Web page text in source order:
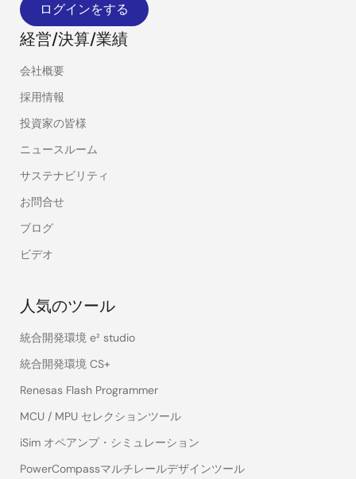
ログインをする
経営/決算/業績
会社概要
採用情報
投資家の皆様
ニュースルーム
サステナビリティ
お問合せ
ブログ
ビデオ
人気のツール
統合開発環境 e² studio
統合開発環境 CS+
Renesas Flash Programmer
MCU / MPU セレクションツール
iSim オペアンプ・シミュレーション
PowerCompassマルチレールデザインツール